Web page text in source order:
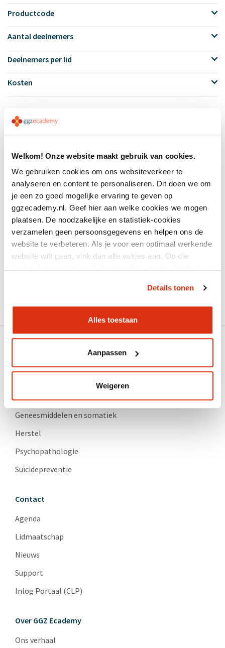
Welkom! Onze website maakt gebruik van cookies.
We gebruiken cookies om ons websiteverkeer te
analyseren en content te personaliseren. Dit doen we om
je een zo goed mogelijke ervaring te geven op
ggzecademy.nl. Geef hier aan welke cookies we mogen
plaatsen. De noodzakelijke en statistiek-cookies
verzamelen geen persoonsgegevens en helpen ons de
website te verbeteren. Als je voor een optimaal werkende
website wilt gaan, vink dan alle vakjes aan. Op die
Details tonen
Alles toestaan
Aanpassen
Weigeren
Productcode
Aantal deelnemers
Deelnemers per lid
Kosten
bijeenkomst te annuleren als er onvoldoende
gebeuren.
Aanmelden
Geneesmiddelen en somatiek
Herstel
Psychopathologie
Suïcidepreventie
Contact
Agenda
Lidmaatschap
Nieuws
Support
Inlog Portaal (CLP)
Over GGZ Ecademy
Ons verhaal